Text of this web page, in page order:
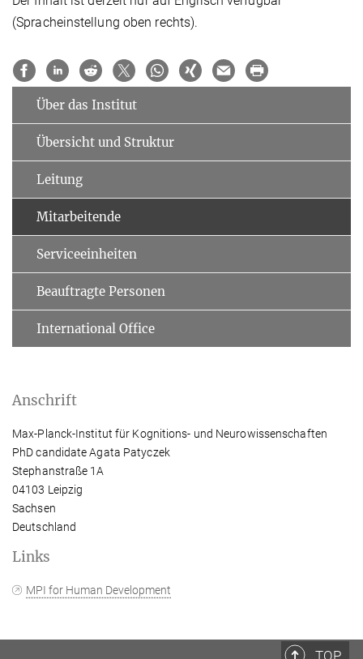
(Spracheinstellung oben rechts).
Über das Institut
Übersicht und Struktur
Leitung
Mitarbeitende
Serviceeinheiten
Beauftragte Personen
International Office
Anschrift
Max-Planck-Institut für Kognitions- und Neurowissenschaften
PhD candidate Agata Patyczek
Stephanstraße 1A
04103 Leipzig
Sachsen
Deutschland
Links
MPI for Human Development
TOP